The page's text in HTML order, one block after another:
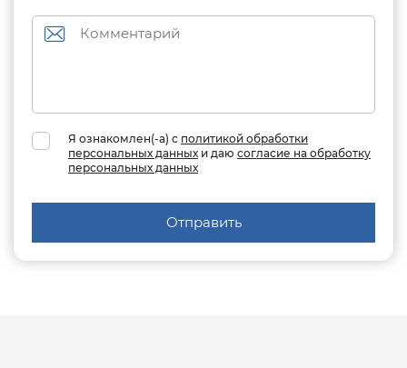
Я ознакомлен(-а) с политикой обработки
персональных данных и даю согласие на обработку
персональных данных
Отправить